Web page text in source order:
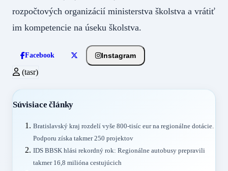
rozpočtových organizácií ministerstva školstva a vrátiť
im kompetencie na úseku školstva.
Facebook Instagram
(tasr)
Súvisiace články
Bratislavský kraj rozdelí vyše 800-tisíc eur na regionálne dotácie.
Podporu získa takmer 250 projektov
IDS BBSK hlási rekordný rok: Regionálne autobusy prepravili
takmer 16,8 milióna cestujúcich